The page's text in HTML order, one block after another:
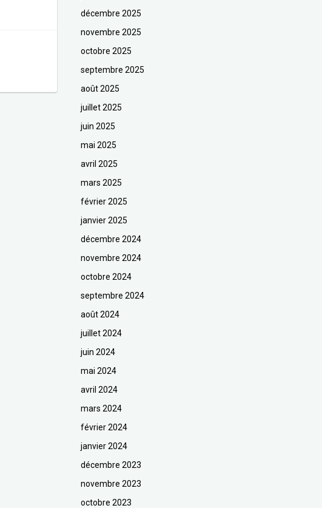
décembre 2025
novembre 2025
octobre 2025
septembre 2025
août 2025
juillet 2025
juin 2025
mai 2025
avril 2025
mars 2025
février 2025
janvier 2025
décembre 2024
novembre 2024
octobre 2024
septembre 2024
août 2024
juillet 2024
juin 2024
mai 2024
avril 2024
mars 2024
février 2024
janvier 2024
décembre 2023
novembre 2023
octobre 2023